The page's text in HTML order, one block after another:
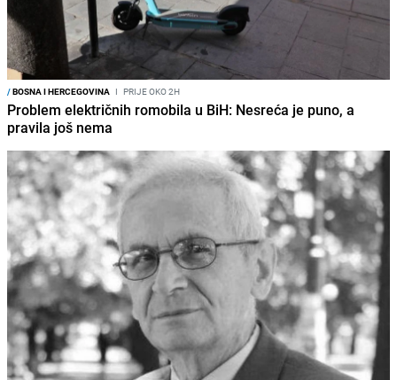
/BOSNA I HERCEGOVINA I PRIJE OKO 2H
Problem električnih romobila u BiH: Nesreća je puno, a
pravila još nema